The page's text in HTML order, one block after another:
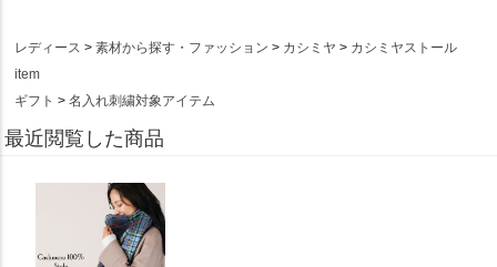
レディース 素材から探す・ファッション カシミヤ
カシミヤストール
item
ギフト
名入れ刺繍対象アイテム
最近閲覧した商品